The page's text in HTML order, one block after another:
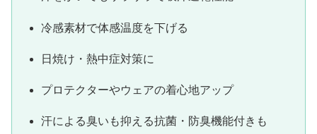
冷感素材で体感温度を下げる
日焼け・熱中症対策に
プロテクターやウェアの着心地アップ
汗による臭いも抑える抗菌・防臭機能付きも